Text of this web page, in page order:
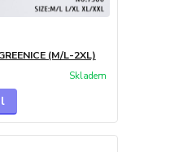
(M/L-2XL)
Skladem